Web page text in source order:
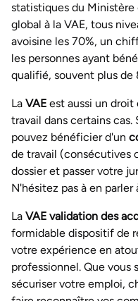
statistiques du Ministère
global à la VAE, tous
avoisine les 70%, un
les personnes ayant
qualifié, souvent plus de
La VAE est aussi un
travail dans certains cas.
pouvez bénéficier d'un
de travail (consécutives
dossier et passer votre
N'hésitez pas à en
La VAE validation des
formidable dispositif de
votre expérience en
professionnel. Que
sécuriser votre emploi,